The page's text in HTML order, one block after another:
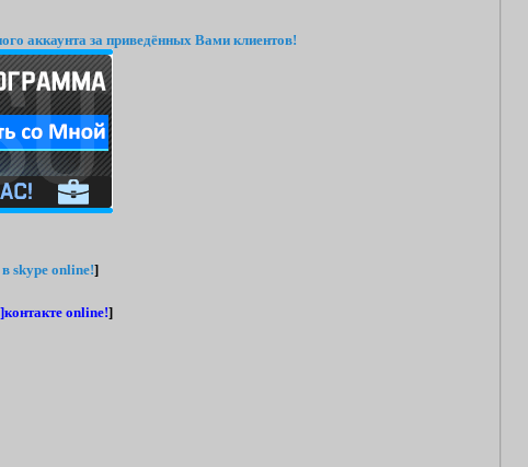
аккаунта за приведённых Вами клиентов!
skype online!]
online!]